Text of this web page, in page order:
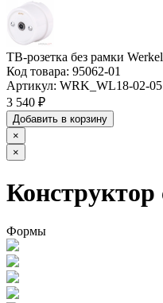
ТВ-розетка без рамки
Код товара: 95062-01
Артикул: WRK_WL18-02-05
3 540 ₽
Добавить в корзину
×
×
Конструктор
Формы